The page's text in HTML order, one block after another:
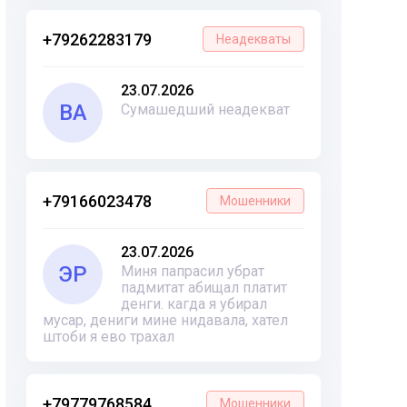
+79262283179 Неадекваты
ВА
23.07.2026
Сумашедший неадекват
+79166023478 Мошенники
ЭР
23.07.2026
Миня папрасил убрат
падмитат абищал платит
денги. кагда я убирал
мусар, дениги мине нидавала, хател
штоби я ево трахал
Мошенники